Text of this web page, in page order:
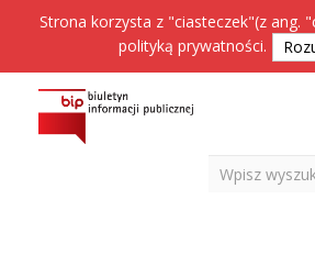
Strona korzysta z "ciasteczek"(z ang.
polityką prywatności.